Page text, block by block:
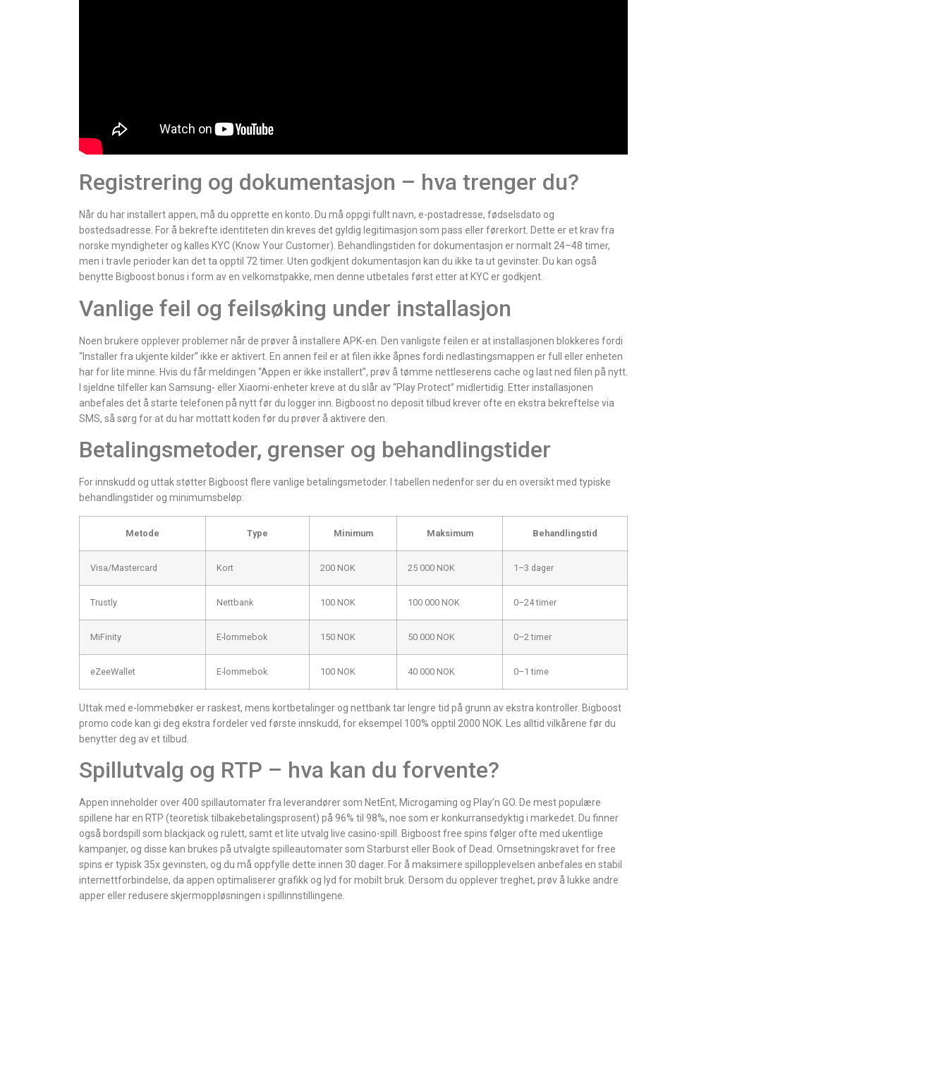
Registrering og dokumentasjon – hva trenger du?
Når du har installert appen, må du opprette en konto. Du må oppgi fullt navn, e-postadresse, fødselsdato og
bostedsadresse. For å bekrefte identiteten din kreves det gyldig legitimasjon som pass eller førerkort. Dette er et krav fra
norske myndigheter og kalles KYC (Know Your Customer). Behandlingstiden for dokumentasjon er normalt 24–48 timer,
men i travle perioder kan det ta opptil 72 timer. Uten godkjent dokumentasjon kan du ikke ta ut gevinster. Du kan også
benytte Bigboost bonus i form av en velkomstpakke, men denne utbetales først etter at KYC er godkjent.
Vanlige feil og feilsøking under installasjon
Noen brukere opplever problemer når de prøver å installere APK-en. Den vanligste feilen er at installasjonen blokkeres fordi
“Installer fra ukjente kilder” ikke er aktivert. En annen feil er at filen ikke åpnes fordi nedlastingsmappen er full eller enheten
har for lite minne. Hvis du får meldingen “Appen er ikke installert”, prøv å tømme nettleserens cache og last ned filen på nytt.
I sjeldne tilfeller kan Samsung- eller Xiaomi-enheter kreve at du slår av “Play Protect” midlertidig. Etter installasjonen
anbefales det å starte telefonen på nytt før du logger inn. Bigboost no deposit tilbud krever ofte en ekstra bekreftelse via
SMS, så sørg for at du har mottatt koden før du prøver å aktivere den.
Betalingsmetoder, grenser og behandlingstider
For innskudd og uttak støtter Bigboost flere vanlige betalingsmetoder. I tabellen nedenfor ser du en oversikt med typiske
behandlingstider og minimumsbeløp:
Metode Type Minimum Maksimum Behandlingstid
Visa/Mastercard Kort 200 NOK 25 000 NOK 1–3 dager
Trustly Nettbank 100 NOK 100 000 NOK 0–24 timer
MiFinity E-lommebok 150 NOK 50 000 NOK 0–2 timer
eZeeWallet E-lommebok 100 NOK 40 000 NOK 0–1 time
Uttak med e-lommebøker er raskest, mens kortbetalinger og nettbank tar lengre tid på grunn av ekstra kontroller. Bigboost
promo code kan gi deg ekstra fordeler ved første innskudd, for eksempel 100% opptil 2000 NOK. Les alltid vilkårene før du
benytter deg av et tilbud.
Spillutvalg og RTP – hva kan du forvente?
Appen inneholder over 400 spillautomater fra leverandører som NetEnt, Microgaming og Play’n GO. De mest populære
spillene har en RTP (teoretisk tilbakebetalingsprosent) på 96% til 98%, noe som er konkurransedyktig i markedet. Du finner
også bordspill som blackjack og rulett, samt et lite utvalg live casino-spill. Bigboost free spins følger ofte med ukentlige
kampanjer, og disse kan brukes på utvalgte spilleautomater som Starburst eller Book of Dead. Omsetningskravet for free
spins er typisk 35x gevinsten, og du må oppfylle dette innen 30 dager. For å maksimere spillopplevelsen anbefales en stabil
internettforbindelse, da appen optimaliserer grafikk og lyd for mobilt bruk. Dersom du opplever treghet, prøv å lukke andre
apper eller redusere skjermoppløsningen i spillinnstillingene.